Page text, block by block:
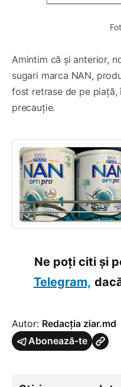
Amintim că și anterior,
sugari marca NAN,
fost retrase de pe piață,
precauție.
Ne poți citi și
Telegram,
Autor: Redacția ziar.md
Abonează-te